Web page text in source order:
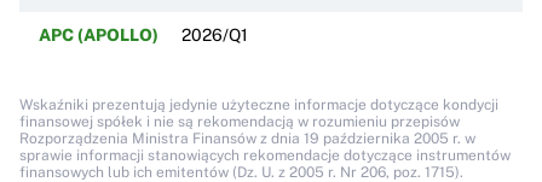
APC (APOLLO) 2026/Q1
Wskaźniki prezentują jedynie użyteczne informacje dotyczące kondycji
finansowej spółek i nie są rekomendacją w rozumieniu przepisów
Rozporządzenia Ministra Finansów z dnia 19 października 2005 r. w
sprawie informacji stanowiących rekomendacje dotyczące instrumentów
finansowych lub ich emitentów (Dz. U. z 2005 r. Nr 206, poz. 1715).